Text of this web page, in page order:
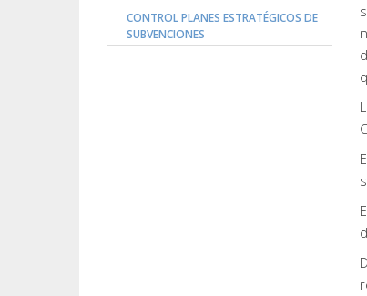
CONTROL PLANES ESTRATÉGICOS DE
SUBVENCIONES